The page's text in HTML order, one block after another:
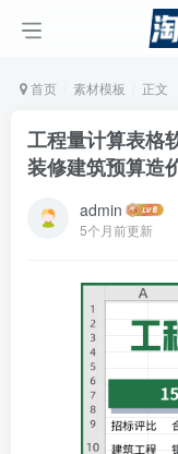
首页 素材模板 正文
工程量计算表格
装修建筑预算造
admin
5个月前更新